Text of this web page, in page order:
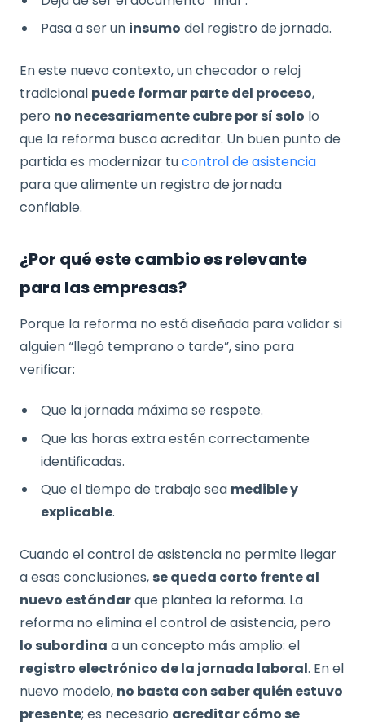
Pasa a ser un insumo del registro de jornada.
En este nuevo contexto, un checador o reloj
tradicional puede formar parte del proceso,
pero no necesariamente cubre por sí solo lo
que la reforma busca acreditar. Un buen punto de
partida es modernizar tucontrol de asistencia
para que alimente un registro de jornada
confiable.
¿Por qué este cambio es relevante
para las empresas?
Porque la reforma no está diseñada para validar si
alguien “llegó temprano o tarde”, sino para
verificar:
Que la jornada máxima se respete.
Que las horas extra estén correctamente
identificadas.
Que el tiempo de trabajo sea medible y
explicable.
Cuando el control de asistencia no permite llegar
a esas conclusiones, se queda corto frente al
nuevo estándarque plantea la reforma. La
reforma no elimina el control de asistencia, pero
lo subordina a un concepto más amplio: el
registro electrónico de la jornada laboral. En el
nuevo modelo, no basta con saber quién estuvo
presente; es necesario acreditar cómo se